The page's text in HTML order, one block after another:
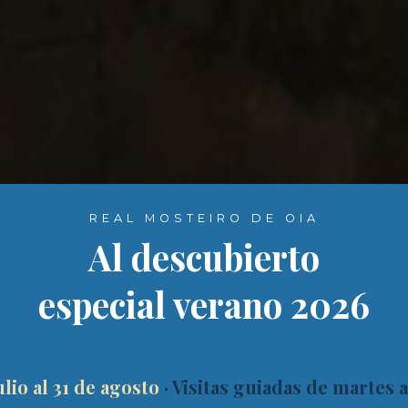
REAL MOSTEIRO DE OIA
REAL MOSTEIRO DE OIA
Al descubierto
especial verano 2026
al 31 de agosto · Visitas guiadas de martes